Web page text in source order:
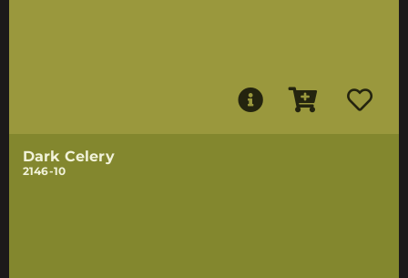
Dark Celery
2146-10